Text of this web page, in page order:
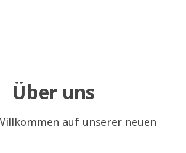
Über uns
auf unserer neuen